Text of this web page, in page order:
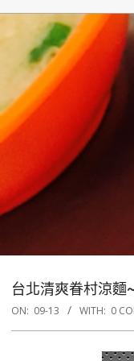
台北清爽眷村涼麵
ON: 09-13 WITH: 0